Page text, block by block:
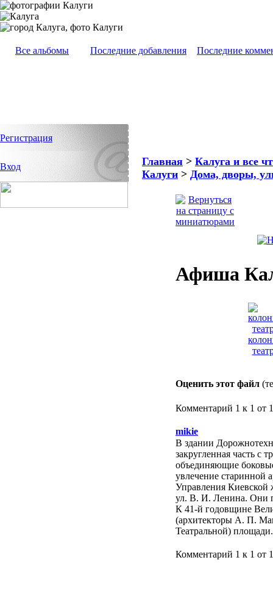
Все альбомы Последние добавления Последние
Регистрация
Вход Главная > Калуга и все
Калуги > Дома, дворы,
Афиша
Оценить этот файл
Комментарий 1 к 1 от 1
mikie
В здании
закругленная часть с
объединяющие
увлечение старинной
Управления Киевской
ул. В. И. Ленина. Они
К 41-й годовщине
(архитекторы А. П.
Театральной) площади.
Комментарий 1 к 1 от 1